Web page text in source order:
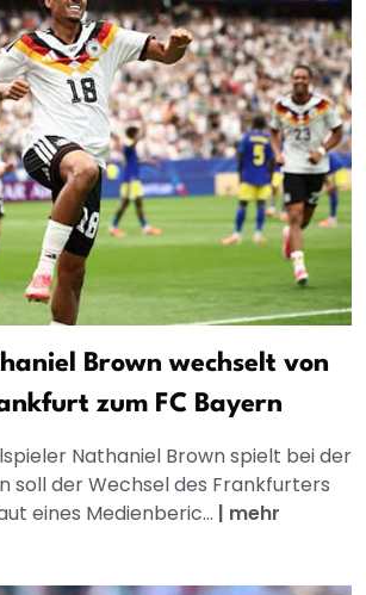
Brown wechselt von
zum FC Bayern
Nathaniel Brown spielt bei der
soll der Wechsel des Frankfurters
eines Medienberic... | mehr